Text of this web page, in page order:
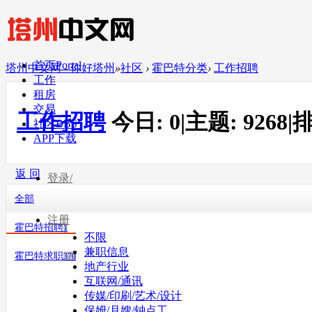
首页Portal
工作
租房
交易
社区BBS
APP下载
登录/
注册
塔州中文网 - 你好塔州 »社区 › 霍巴特分类› 工作招聘
工作招聘 今日: 0|主题: 9268|
返 回
全部
霍巴特招聘1
霍巴特求职370
不限
兼职信息
地产行业
互联网/通讯
传媒/印刷/艺术/设计